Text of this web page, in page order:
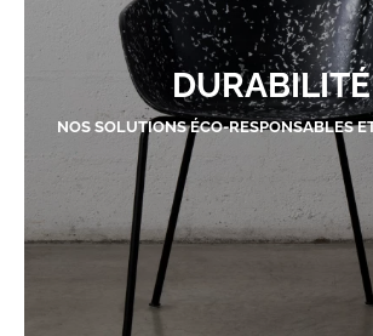
DURABILITÉ
NOS SOLUTIONS ÉCO-RESPONSABLES